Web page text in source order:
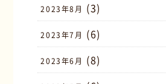
2023年8月 (3)
2023年7月 (6)
2023年6月 (8)